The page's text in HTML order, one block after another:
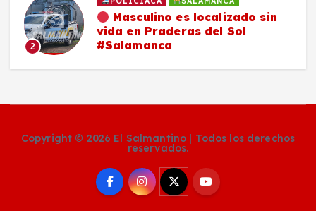
2
Masculino es localizado sin
vida en Praderas del Sol
#Salamanca
Copyright © 2026 El Salmantino | Todos los derechos
reservados.